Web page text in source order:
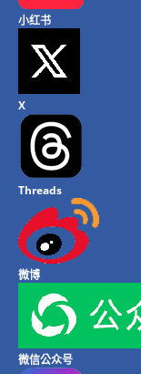
小红书
X
Threads
微博
微信公众号